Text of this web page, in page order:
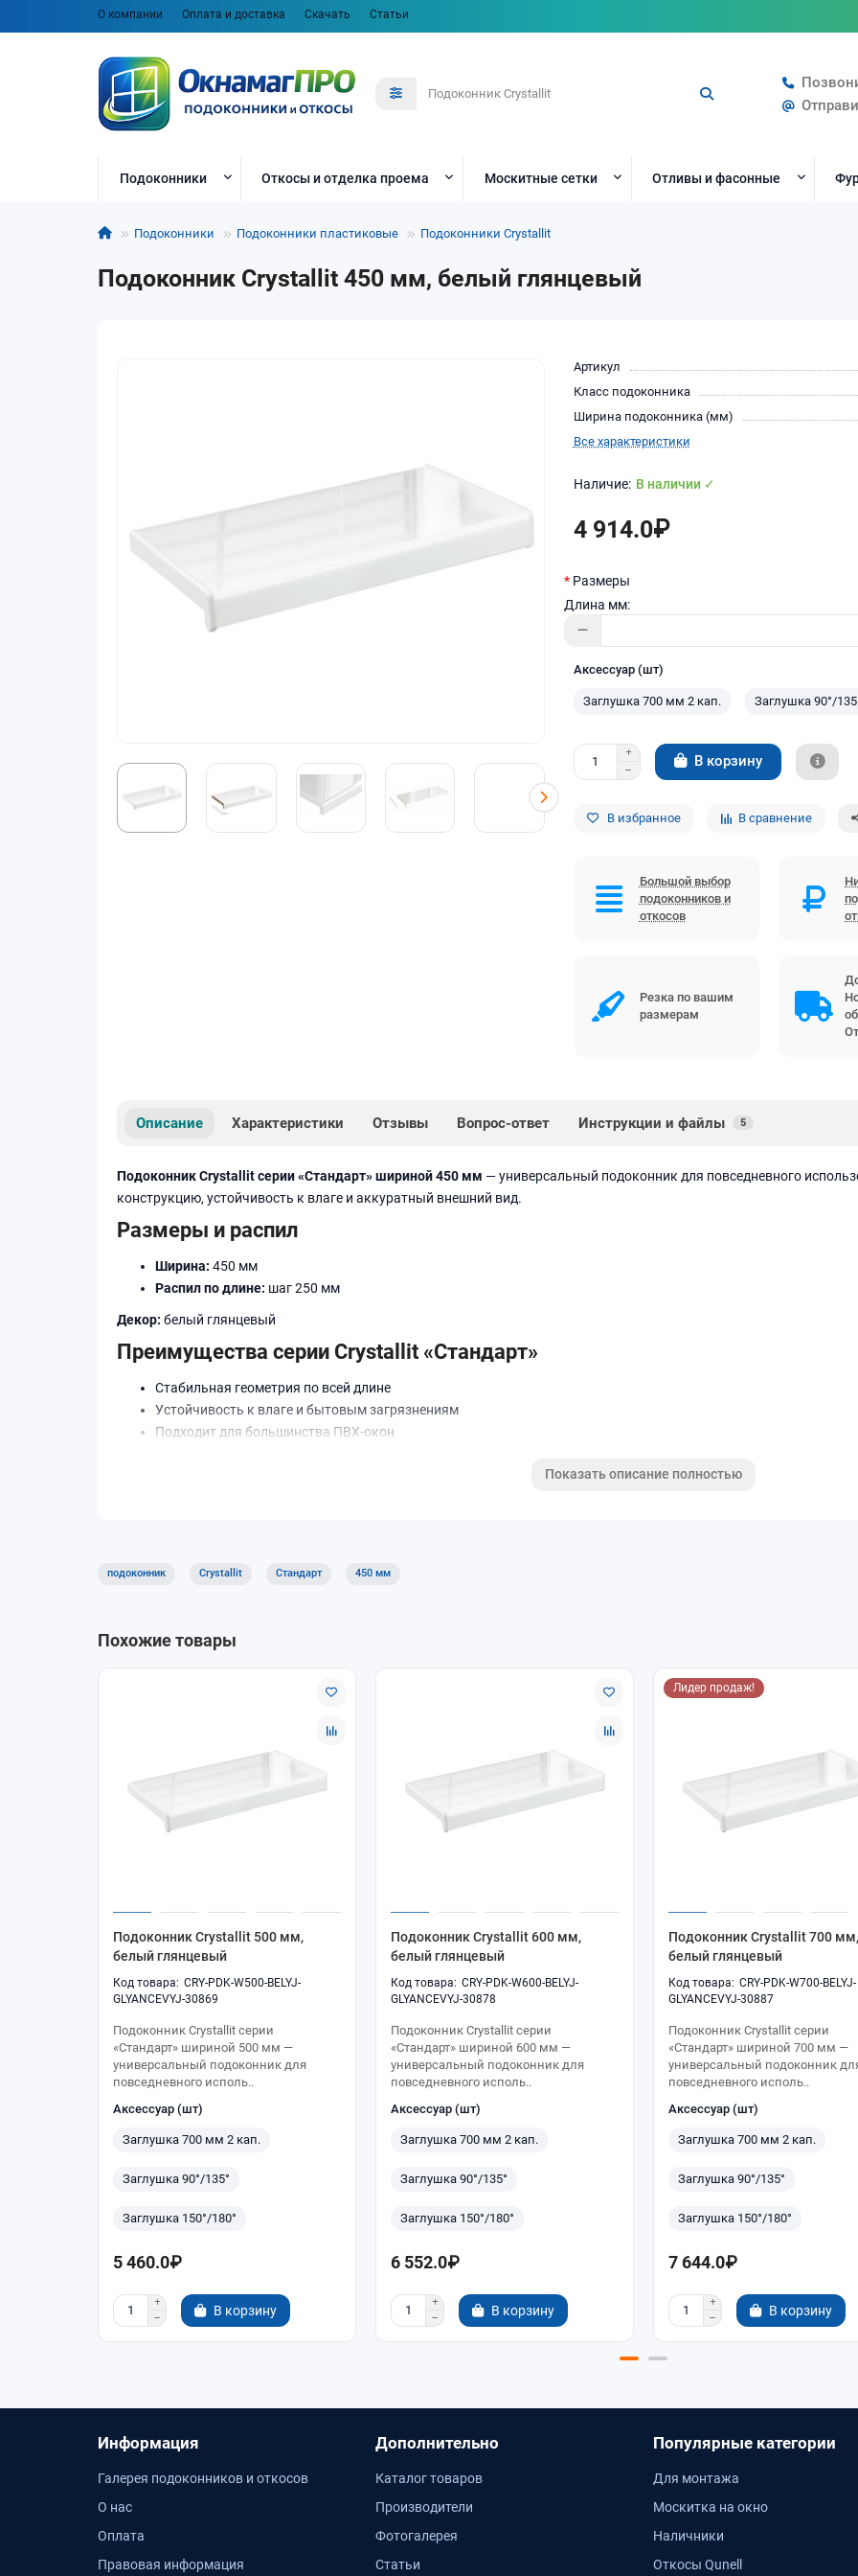
О компании Оплата и доставка Скачать Статьи
Подоконники Откосы и отделка проема Москитные сетки Отливы и фасонные
Подоконники Подоконники пластиковые Подоконники Crystallit
Подоконник Crystallit 450 мм, белый глянцевый
Артикул
Класс подоконника
Ширина подоконника (мм)
Все характеристики
В наличии ✓
4 914.0₽
Размеры
Длина мм:
Аксессуар (шт)
Заглушка 700 мм 2 кап. Заглушка 90°/
В корзину
В избранное В сравнение
Большой выбор
подоконников и
откосов
Резка по вашим
размерам
Описание Характеристики Отзывы Вопрос-ответ Инструкции и файлы 5
Подоконник Crystallit серии «Стандарт» шириной 450 мм — универсальный подоконник для повседневного
конструкцию, устойчивость к влаге и аккуратный внешний вид.
Размеры и распил
Ширина: 450 мм
Распил по длине: шаг 250 мм
Декор: белый глянцевый
Преимущества серии Crystallit «Стандарт»
Стабильная геометрия по всей длине
Устойчивость к влаге и бытовым загрязнениям
Подходит для большинства ПВХ-окон
Показать описание полностью
подоконник Crystallit Стандарт 450 мм
Похожие товары
Подоконник Crystallit 500 мм,
белый глянцевый
CRY-PDK-W500-BELYJ-
GLYANCEVYJ-30869
Подоконник Crystallit серии
«Стандарт» шириной 500 мм —
универсальный подоконник для
повседневного исполь..
Аксессуар (шт)
Заглушка 700 мм 2 кап.
Заглушка 90°/135°
Заглушка 150°/180°
5 460.0₽
В корзину
Подоконник Crystallit 600 мм,
белый глянцевый
CRY-PDK-W600-BELYJ-
GLYANCEVYJ-30878
Подоконник Crystallit серии
«Стандарт» шириной 600 мм —
универсальный подоконник для
повседневного исполь..
Аксессуар (шт)
Заглушка 700 мм 2 кап.
Заглушка 90°/135°
Заглушка 150°/180°
6 552.0₽
В корзину
Лидер продаж!
Подоконник Crystallit 700 мм,
белый глянцевый
CRY-PDK-W700-BELYJ-
GLYANCEVYJ-30887
Подоконник Crystallit серии
«Стандарт» шириной 700 мм —
универсальный подоконник
повседневного исполь..
Аксессуар (шт)
Заглушка 700 мм 2 кап.
Заглушка 90°/135°
Заглушка 150°/180°
7 644.0₽
В корзину
Информация
Галерея подоконников и откосов
О нас
Оплата
Правовая информация
Дополнительно
Каталог товаров
Производители
Фотогалерея
Статьи
Популярные категории
Для монтажа
Москитка на окно
Наличники
Откосы Qunell